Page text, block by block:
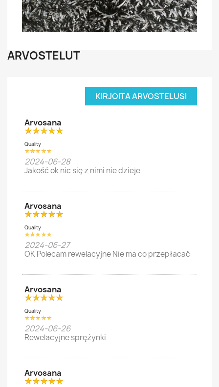
ARVOSTELUT
KIRJOITA ARVOSTELUSI
Arvosana
Quality
2024-06-28
Jakość ok nic się z nimi nie dzieje
Arvosana
Quality
2024-06-27
OK Polecam rewelacyjne Nie ma co przepłacać
Arvosana
Quality
2024-06-26
Rewelacyjne sprężynki
Arvosana